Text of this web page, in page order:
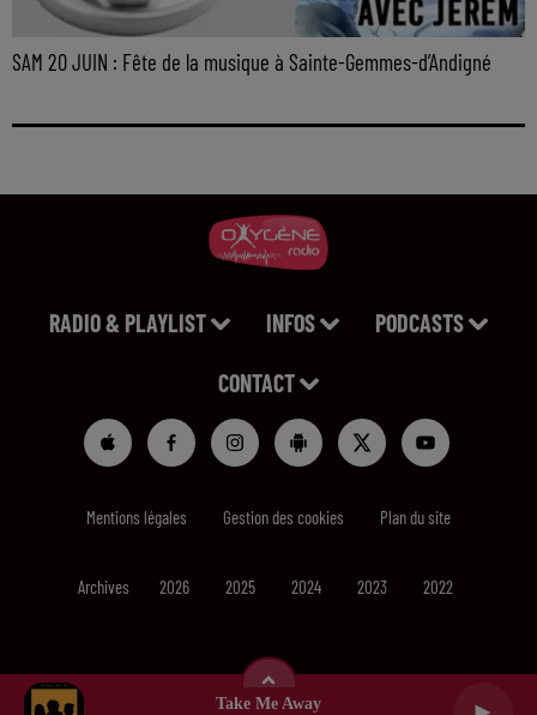
Take Me Away
SAM 20 JUIN : Fête de la musique à Sainte-Gemmes-d’Andigné
RADIO & PLAYLIST INFOS PODCASTS
CONTACT
Mentions légales Gestion des cookies Plan du site
Archives 2026 2025 2024 2023 2022